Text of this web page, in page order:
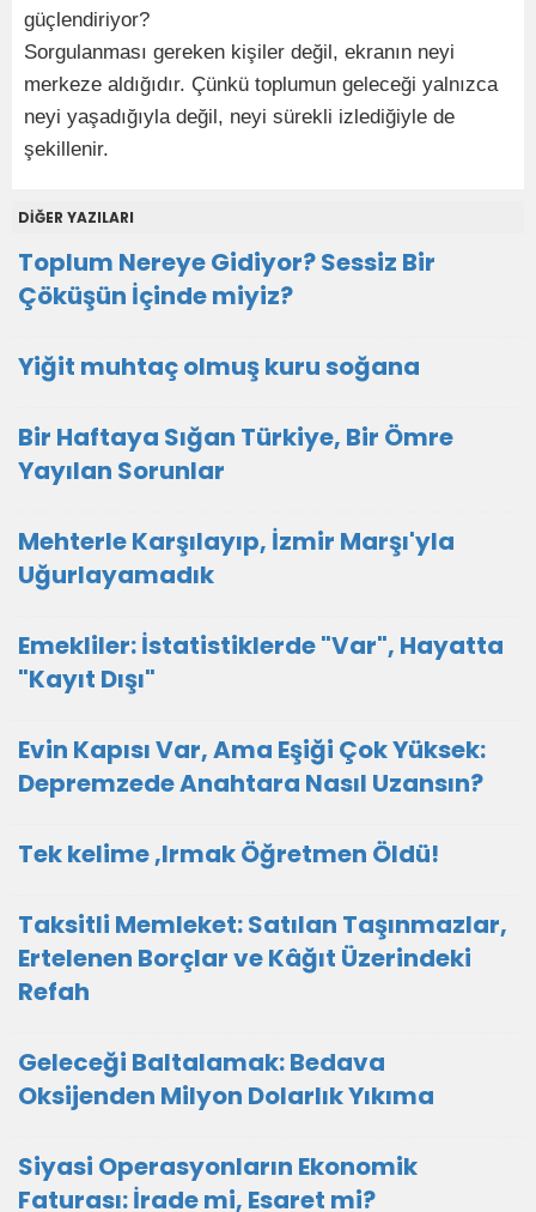
güçlendiriyor?
Sorgulanması gereken kişiler değil, ekranın neyi
merkeze aldığıdır. Çünkü toplumun geleceği yalnızca
neyi yaşadığıyla değil, neyi sürekli izlediğiyle de
şekillenir.
DİĞER YAZILARI
Toplum Nereye Gidiyor? Sessiz Bir
Çöküşün İçinde miyiz?
Yiğit muhtaç olmuş kuru soğana
Bir Haftaya Sığan Türkiye, Bir Ömre
Yayılan Sorunlar
Mehterle Karşılayıp, İzmir Marşı'yla
Uğurlayamadık
Emekliler: İstatistiklerde "Var", Hayatta
"Kayıt Dışı"
Evin Kapısı Var, Ama Eşiği Çok Yüksek:
Depremzede Anahtara Nasıl Uzansın?
Tek kelime ,Irmak Öğretmen Öldü!
Taksitli Memleket: Satılan Taşınmazlar,
Ertelenen Borçlar ve Kâğıt Üzerindeki
Refah
Geleceği Baltalamak: Bedava
Oksijenden Milyon Dolarlık Yıkıma
Siyasi Operasyonların Ekonomik
Faturası: İrade mi, Esaret mi?